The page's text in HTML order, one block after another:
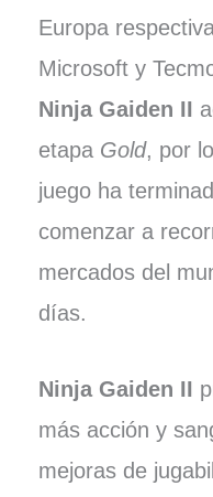
Europa
Microsoft y
Ninja Gaiden II
etapa Gold, por
juego ha
comenzar a
mercados del
días.
Ninja Gaiden II
más acción y
mejoras de